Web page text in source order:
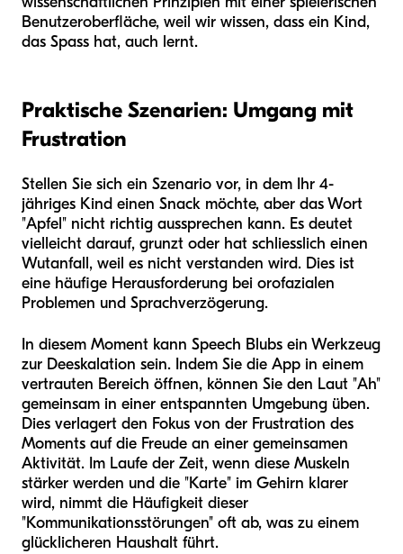
Benutzeroberfläche, weil wir wissen, dass ein Kind,
das Spass hat, auch lernt.
Praktische Szenarien: Umgang mit
Frustration
Stellen Sie sich ein Szenario vor, in dem Ihr 4-
jähriges Kind einen Snack möchte, aber das Wort
"Apfel" nicht richtig aussprechen kann. Es deutet
vielleicht darauf, grunzt oder hat schliesslich einen
Wutanfall, weil es nicht verstanden wird. Dies ist
eine häufige Herausforderung bei orofazialen
Problemen und Sprachverzögerung.
In diesem Moment kann Speech Blubs ein Werkzeug
zur Deeskalation sein. Indem Sie die App in einem
vertrauten Bereich öffnen, können Sie den Laut "Ah"
gemeinsam in einer entspannten Umgebung üben.
Dies verlagert den Fokus von der Frustration des
Moments auf die Freude an einer gemeinsamen
Aktivität. Im Laufe der Zeit, wenn diese Muskeln
stärker werden und die "Karte" im Gehirn klarer
wird, nimmt die Häufigkeit dieser
"Kommunikationsstörungen" oft ab, was zu einem
glücklicheren Haushalt führt.